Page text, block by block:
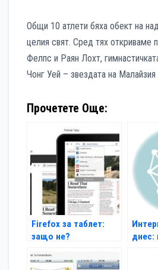
Общи 10 атлети бяха обект на
целия свят. Сред тях откриваме
Фелпс и Раян Лохт,
Чонг Уей – звездата на
Прочетете Още:
Firefox за таблет:
защо не?
днес: